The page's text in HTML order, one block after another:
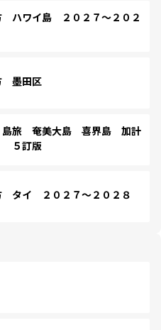
ハワイ島 ２０２７～２０２
墨田区
旅 奄美大島 喜界島 加計
５訂版
タイ ２０２７～２０２８